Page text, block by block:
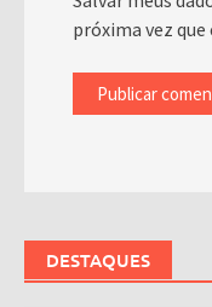
próxima vez
DESTAQUES